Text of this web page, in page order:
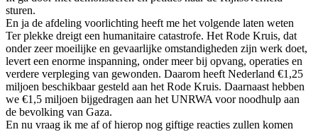
sturen.
En ja de afdeling voorlichting heeft me het volgende laten weten
Ter plekke dreigt een humanitaire catastrofe. Het Rode Kruis, dat
onder zeer moeilijke en gevaarlijke omstandigheden zijn werk doet,
levert een enorme inspanning, onder meer bij opvang, operaties en
verdere verpleging van gewonden. Daarom heeft Nederland €1,25
miljoen beschikbaar gesteld aan het Rode Kruis. Daarnaast hebben
we €1,5 miljoen bijgedragen aan het UNRWA voor noodhulp aan
de bevolking van Gaza.
En nu vraag ik me af of hierop nog giftige reacties zullen komen